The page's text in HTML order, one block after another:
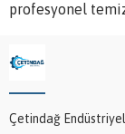
profesyonel
Çetindağ